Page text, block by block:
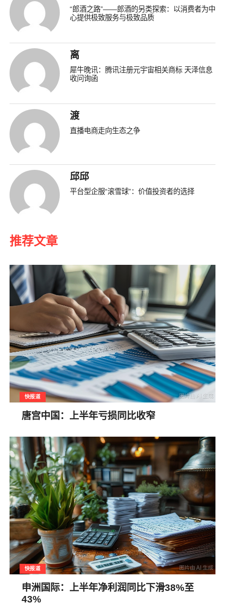
“郎酒之路”——郎酒的另类探索：以消费者为中
心提供极致服务与极致品质
离
犀牛晚讯：腾讯注册元宇宙相关商标 天泽信息
收问询函
渡
直播电商走向生态之争
邱邱
平台型企服“滚雪球”：价值投资者的选择
推荐文章
快报道
唐宫中国：上半年亏损同比收窄
快报道
申洲国际：上半年净利润同比下滑38%至
43%